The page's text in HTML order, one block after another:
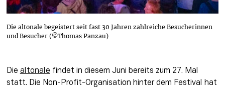
Die altonale begeistert seit fast 30 Jahren zahlreiche Besucherinnen
und Besucher (©Thomas Panzau)
Die altonale findet in diesem Juni bereits zum 27. Mal
statt. Die Non-Profit-Organisation hinter dem Festival hat